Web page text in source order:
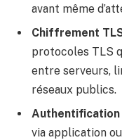
avant même
Chiffrement
protocoles TLS
entre serveurs,
réseaux publics.
via application